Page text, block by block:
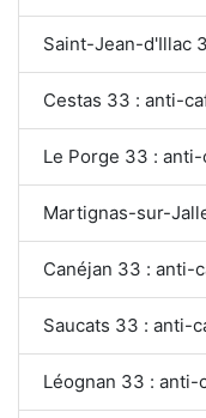
Saint-Jean-d'Illac
Cestas 33 : anti-
Le Porge 33 :
Martignas-sur-
Canéjan 33 : anti-
Saucats 33 : anti-
Léognan 33 : anti-